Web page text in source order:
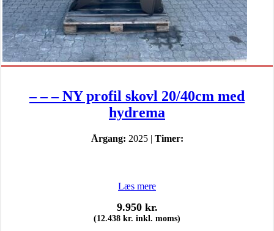
– – – NY profil skovl 20/40cm med
hydrema
Årgang: 2025 | Timer:
Læs mere
9.950 kr.
(12.438 kr. inkl. moms)